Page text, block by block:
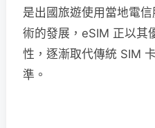
是出國旅遊使用當地電
術的發展，eSIM 正以其
性，逐漸取代傳統 SIM
準。